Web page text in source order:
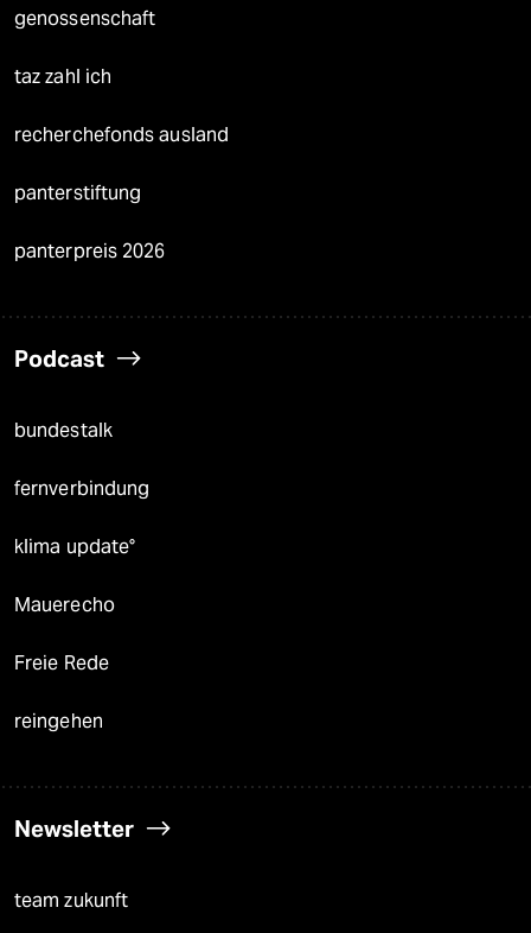
genossenschaft
taz zahl ich
recherchefonds ausland
panterstiftung
panterpreis 2026
Podcast
bundestalk
fernverbindung
klima update°
Mauerecho
Freie Rede
reingehen
Newsletter
team zukunft